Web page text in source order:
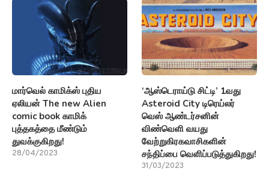
மார்வெல் காமிக்ஸ் புதிய
ஏலியன் The new Alien
comic book காமிக்
புத்தகத்தை மீண்டும்
துவக்குகிறது!
28/04/2023
‘ஆஸ்டெராய்டு சிட்டி’ 1வது
Asteroid City டிரெய்லர்
வெஸ் ஆண்டர்சனின்
விண்வெளி வயது
வேற்றுகிரகவாசிகளின்
சந்திப்பை வெளிப்படுத்துகிறது!
31/03/2023